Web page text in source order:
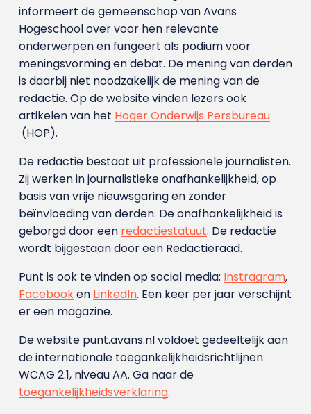
informeert de gemeenschap van Avans
Hogeschool over voor hen relevante
onderwerpen en fungeert als podium voor
meningsvorming en debat. De mening van derden
is daarbij niet noodzakelijk de mening van de
redactie. Op de website vinden lezers ook
artikelen van het Hoger Onderwijs Persbureau
(HOP).
De redactie bestaat uit professionele journalisten.
Zij werken in journalistieke onafhankelijkheid, op
basis van vrije nieuwsgaring en zonder
beïnvloeding van derden. De onafhankelijkheid is
geborgd door een redactiestatuut. De redactie
wordt bijgestaan door een Redactieraad.
Punt is ook te vinden op social media: Instragram,
Facebooken LinkedIn. Een keer per jaar verschijnt
er een magazine.
De website punt.avans.nl voldoet gedeeltelijk aan
de internationale toegankelijkheidsrichtlijnen
WCAG 2.1, niveau AA. Ga naar de
toegankelijkheidsverklaring.